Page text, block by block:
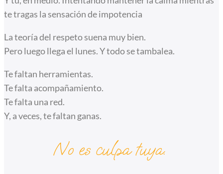
te tragas la sensación de impotencia
La teoría del respeto suena muy bien.
Pero luego llega el lunes. Y todo se tambalea.
Te faltan herramientas.
Te falta acompañamiento.
Te falta una red.
Y, a veces, te faltan ganas.
No es culpa tuya.